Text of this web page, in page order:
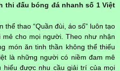
thi đấu bóng đá nhanh số 1 Việt
thể thao “Quần đùi, áo số” luôn tạo
cho mọi người. Theo như nhận
món ăn tinh thần không thể thiếu
là những người có niềm đam mê
hiểu được nhu cầu giải trí của mọi